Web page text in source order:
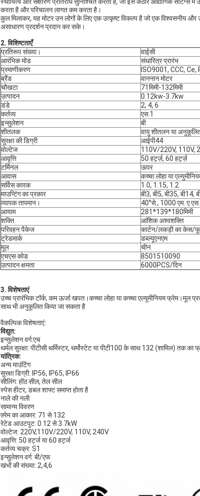
करता है और परिचालन लागत कम करता है।
कुल मिलाकर, यह मोटर उन लोगों के लिए एक उत्कृष्ट विकल्प है जो एक विश्वसनीय
असाधारण प्रदर्शन प्रदान कर सके।
2. विशिष्टताएँ
प्रतिरूप संख्या।
वाईसी
आरंभिक मोड
संधारित्र प्रारंभ
प्रमाणीकरण
ISO9001, CCC, Ce,
ब्रैंड
वाननान मोटर
चौखटा
71मिमी-132मिमी
उत्पादन
0.12kw-3.7kw
डंडे
2, 4, 6
कर्तव्य
एस 1
इन्सुलेशन
बी
शीतलक
वायु शीतलन या
सुरक्षा की डिग्री
आईपी44
वोल्टेज
110V/220V, 110V,
आवृत्ति
50 हर्ट्ज़, 60 हर्ट्ज़
टर्मिनल
ऊपर
आवास
कच्चा लोहा या
सर्विस कारक
1.0, 1.15, 1.2
माउन्टिंग का प्रकार
बी3, बी5, बी35, बी14,
व्यापक तापमान।
40°से., 1000 एम.
आयाम
281*139*180मिमी
शक्ति
आंशिक अश्वशक्ति
परिवहन पैकेज
कार्टन/लकड़ी का केस/
ट्रेडमार्क
डब्ल्यूएनएम
मूल
चीन
एचएस कोड
8501510090
उत्पादन क्षमता
6000PCS/दिन
3. विशेषताएं
उच्च प्रारंभिक टॉर्क, कम ऊर्जा खपत।कच्चा लोहा या कच्चा एल्यूमीनियम
साथ भी अनुकूलित किया जा सकता है
वैकल्पिक विशेषताएं:
विद्युत:
इन्सुलेशन वर्ग:एच
थर्मल सुरक्षा: पीटीसी थर्मिस्टर, थर्मोस्टेट या पीटी100 के साथ 132 (शामिल) तक का
यांत्रिक:
अन्य माउंटिंग
सुरक्षा डिग्री: IP56, IP65, IP66
सीलिंग: होंठ सील, तेल सील
स्पेस हीटर, डबल शाफ्ट समाप्त होता है
नाले की नली
सामान्य विवरण
फ़्रेम का आकार: 71 से 132
रेटेड आउटपुट: 0.12 से 3.7kW
वोल्टेज: 220V,110V/220V, 110V, 240V
आवृत्ति: 50 हर्ट्ज या 60 हर्ट्ज
कर्तव्य चक्र: S1
इन्सुलेशन वर्ग: बी/एफ
खंभों की संख्या: 2,4,6